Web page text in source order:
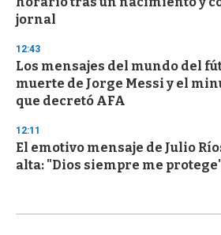
jornal
12:43
Los mensajes del mundo del
muerte de Jorge Messi y el
que decretó AFA
12:11
El emotivo mensaje de Julio
alta: "Dios siempre me